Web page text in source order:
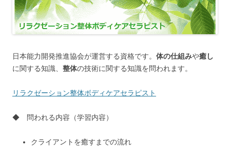
日本能力開発推進協会が運営する資格です。 体の仕組みや癒し
に関する知識、 整体の技術に関する知識を問われます。
リラクゼーション整体ボディケアセラピスト
◆ 問われる内容（学習内容）
クライアントを癒すまでの流れ